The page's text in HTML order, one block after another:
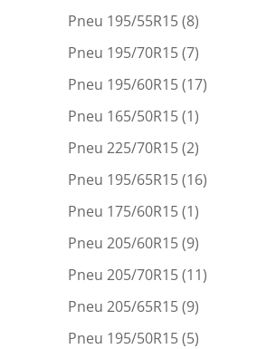
Pneu 195/55R15(8)
Pneu 195/70R15(7)
Pneu 195/60R15(17)
Pneu 165/50R15(1)
Pneu 225/70R15(2)
Pneu 195/65R15(16)
Pneu 175/60R15(1)
Pneu 205/60R15(9)
Pneu 205/70R15(11)
Pneu 205/65R15(9)
Pneu 195/50R15(5)